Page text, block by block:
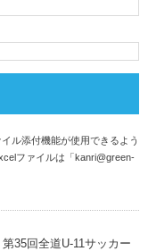
ル添付機能が使用できるよう
ファイルは「kanri@green-
35回全道U-11サッカー